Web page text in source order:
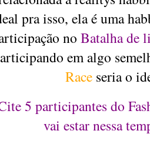
pra isso, ela é uma
no Batalha de
em algo
Race seria o
5 participantes do
vai estar nessa